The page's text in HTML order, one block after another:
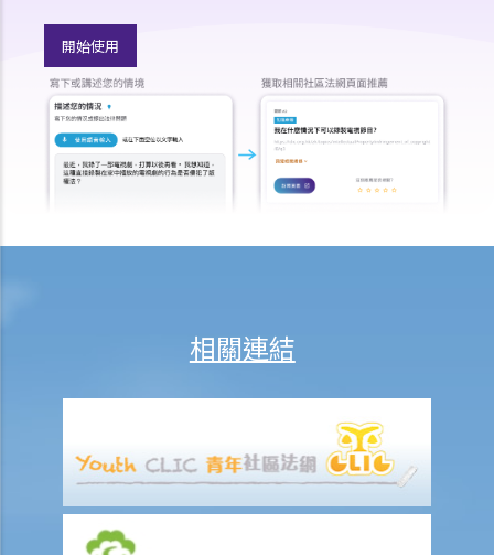
法律援助輔助計劃
香港律師會大埔火災緊急免費法律諮詢熱線
切勿尋求索償代理協助處理申索
逝者家屬
我的家人在意外中身亡。我可否代表死者展開人身傷亡訴訟？在控告犯
賠償責任
怎樣才算是因工及在僱用期間遭遇意外（簡稱工傷意外）？
在甚麼情況下，僱主不需要為其僱員的工傷負上賠償責任？
賠償項目
我的配偶在工作時因意外而死亡，我或我的家人可獲哪些賠償？
開始使用
相關連結